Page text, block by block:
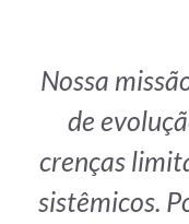
Nossa
de
crenças
sistêmicos.